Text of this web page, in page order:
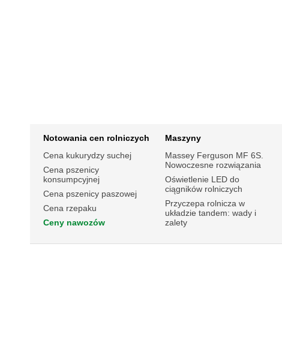
Notowania cen rolniczych
Cena kukurydzy suchej
Cena pszenicy
konsumpcyjnej
Cena pszenicy paszowej
Cena rzepaku
Ceny nawozów
Maszyny
Massey Ferguson MF 6S.
Nowoczesne rozwiązania
Oświetlenie LED do
ciągników rolniczych
Przyczepa rolnicza w
układzie tandem: wady i
zalety